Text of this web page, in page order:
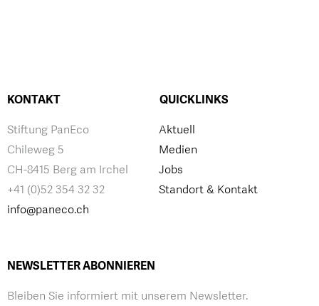
KONTAKT
Stiftung PanEco
Chileweg 5
CH-8415 Berg am Irchel
+41 (0)52 354 32 32
info@paneco.ch
QUICKLINKS
Aktuell
Medien
Jobs
Standort & Kontakt
NEWSLETTER ABONNIEREN
Bleiben Sie informiert mit unserem Newsletter.